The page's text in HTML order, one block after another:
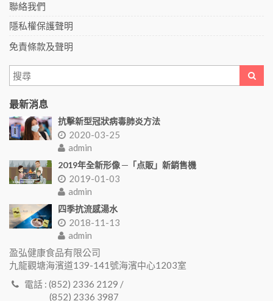
聯絡我們
隱私權保護聲明
免責條款及聲明
最新消息
抗擊新型冠狀病毒肺炎方法
2020-03-25
admin
2019年全新形像 ─「点販」新銷售機
2019-01-03
admin
四季抗流感湯水
2018-11-13
admin
盈弘健康食品有限公司
九龍觀塘海濱道139-141號海濱中心1203室
電話 : (852) 2336 2129 /
(852) 2336 3987